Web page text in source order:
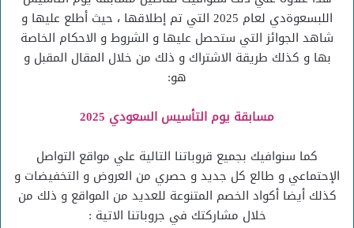
اللبسعوةدي لعام 2025 التي تم إطلاقها ، حيث أطلع عليها و
شاهد الجوائز التي ستحصل عليها و الشروط و الاحكام الخاصة
بها و كذلك طريقة الاشتراك و ذلك من خلال المقال المقبل و
هو:
مسابقة يوم التأسيس السعودي 2025
كما سنوافيك بجميع قروباتنا التالية علي مواقع التواصل
الإحتماعي و طالع كل جديد و حصري من العروض و التخفيضات و
كذلك أيضا أكواد الخصم المتنوعة للعديد من المواقع و ذلك من
خلال مشاركتك في جروباتنا الاتية :